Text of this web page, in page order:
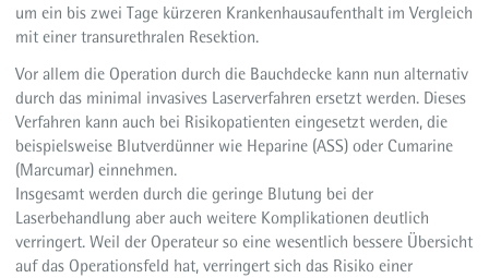
um ein bis zwei Tage kürzeren Krankenhausaufenthalt im Vergleich
mit einer transurethralen Resektion.
Vor allem die Operation durch die Bauchdecke kann nun alternativ
durch das minimal invasives Laserverfahren ersetzt werden. Dieses
Verfahren kann auch bei Risikopatienten eingesetzt werden, die
beispielsweise Blutverdünner wie Heparine (ASS) oder Cumarine
(Marcumar) einnehmen.
Insgesamt werden durch die geringe Blutung bei der
Laserbehandlung aber auch weitere Komplikationen deutlich
verringert. Weil der Operateur so eine wesentlich bessere Übersicht
auf das Operationsfeld hat, verringert sich das Risiko einer